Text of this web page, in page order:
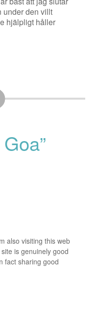
under den villt
hjälpligt håller
also visiting this web
is genuinely good
fact sharing good